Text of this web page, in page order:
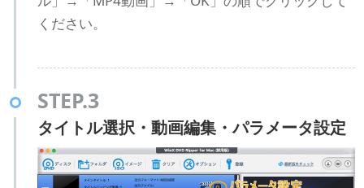
ください。
STEP.3
タイトル選択・動画編集・パラメータ設定